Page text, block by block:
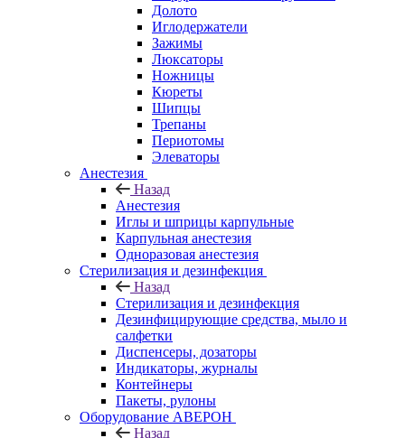
Долото
Иглодержатели
Зажимы
Люксаторы
Ножницы
Кюреты
Шипцы
Трепаны
Периотомы
Элеваторы
Анестезия
Назад
Анестезия
Иглы и шприцы карпульные
Карпульная анестезия
Одноразовая анестезия
Стерилизация и дезинфекция
Назад
Стерилизация и дезинфекция
Дезинфицирующие средства, мыло и
салфетки
Диспенсеры, дозаторы
Индикаторы, журналы
Контейнеры
Пакеты, рулоны
Оборудование АВЕРОН
Назад